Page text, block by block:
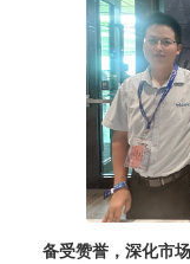
备受赞誉，深化市